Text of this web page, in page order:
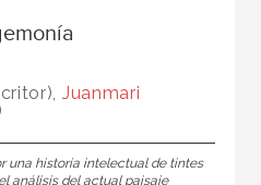
Juanmari
una historia intelectual de tintes
análisis del actual paisaje